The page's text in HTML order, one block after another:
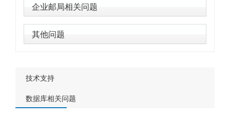
企业邮局相关问题
其他问题
技术支持
数据库相关问题